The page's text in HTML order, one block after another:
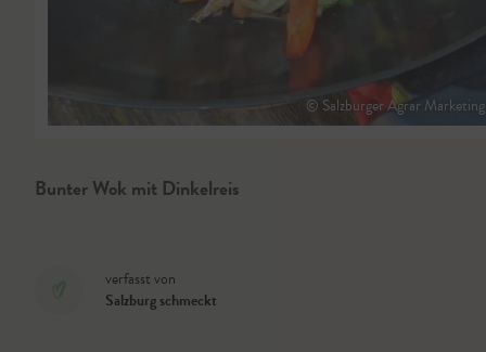
© Salzburger Agrar Marketing
Bunter Wok mit Dinkelreis
verfasst von
Salzburg schmeckt